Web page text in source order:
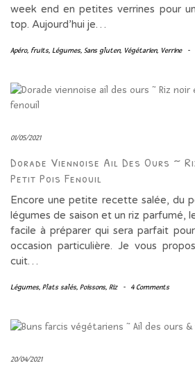
week end en petites verrines pour
top. Aujourd’hui je…
Apéro, fruits, Légumes, Sans gluten, Végétarien, Verrine -
01/05/2021
Dorade Viennoise Ail Des Ours ~
Petit Pois Fenouil
Encore une petite recette salée, du
légumes de saison et un riz parfumé,
facile à préparer qui sera parfait
occasion particulière. Je vous
cuit…
Légumes, Plats salés, Poissons, Riz - 4 Comments
20/04/2021